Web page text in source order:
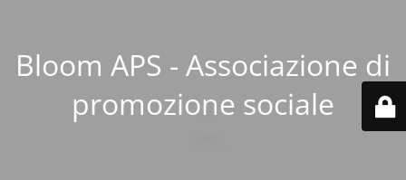
Bloom APS - Associazione di
promozione sociale